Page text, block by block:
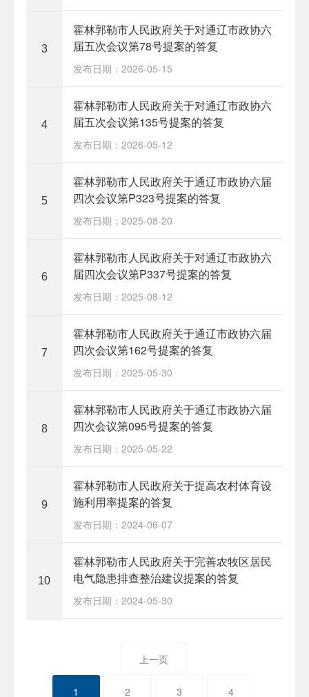
3
霍林郭勒市人民政府关于对通辽市政协六
届五次会议第78号提案的答复
发布日期：2026-05-15
4
霍林郭勒市人民政府关于对通辽市政协六
届五次会议第135号提案的答复
发布日期：2026-05-12
5
霍林郭勒市人民政府关于通辽市政协六届
四次会议第P323号提案的答复
发布日期：2025-08-20
6
霍林郭勒市人民政府关于对通辽市政协六
届四次会议第P337号提案的答复
发布日期：2025-08-12
7
霍林郭勒市人民政府关于通辽市政协六届
四次会议第162号提案的答复
发布日期：2025-05-30
8
霍林郭勒市人民政府关于通辽市政协六届
四次会议第095号提案的答复
发布日期：2025-05-22
9
霍林郭勒市人民政府关于提高农村体育设
施利用率提案的答复
发布日期：2024-06-07
10
霍林郭勒市人民政府关于完善农牧区居民
电气隐患排查整治建议提案的答复
发布日期：2024-05-30
上一页
1 2 3 4